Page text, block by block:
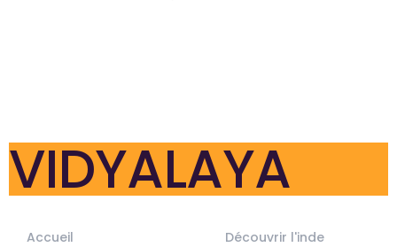
VIDYALAYA
Accueil
Découvrir l'inde